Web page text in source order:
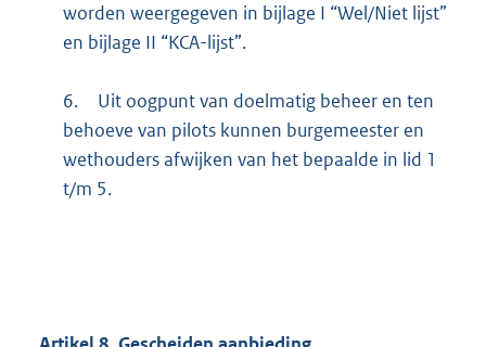
worden weergegeven in bijlage I “Wel/Niet lijst”
en bijlage II “KCA-lijst”.
6.
Uit oogpunt van doelmatig beheer en ten
behoeve van pilots kunnen burgemeester en
wethouders afwijken van het bepaalde in lid 1
t/m 5.